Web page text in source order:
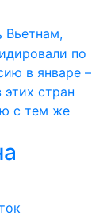
Вьетнам,
по
в январе –
стран
с тем же